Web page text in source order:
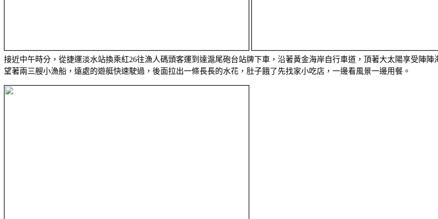
接近中午時分，從捷運淡水站換乘紅26往漁人碼頭客運到達滬尾砲台站牌下車，沿著黃金海岸自行車道，頂著大太陽享受陣陣
望著兩三艘小漁船，遠處的遊艇快速駛過，後面拉出一條長長的水花，肚子餓了先找家小吃店，一邊看風景一邊用餐。